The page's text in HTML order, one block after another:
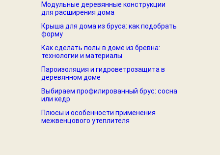
Модульные деревянные конструкции
для расширения дома
Крыша для дома из бруса: как подобрать
форму
Как сделать полы в доме из бревна:
технологии и материалы
Пароизоляция и гидроветрозащита в
деревянном доме
Выбираем профилированный брус: сосна
или кедр
Плюсы и особенности применения
межвенцового утеплителя